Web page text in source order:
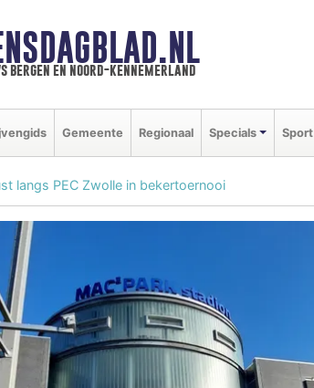
bergen en noord-kennemerland
Gemeente Regionaal Specials Sport
langs PEC Zwolle in bekertoernooi